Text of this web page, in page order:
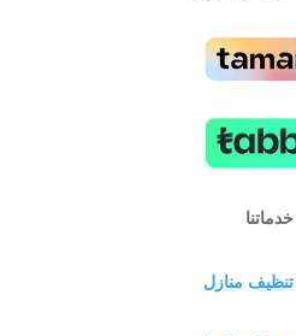
خدماتنا
منازل